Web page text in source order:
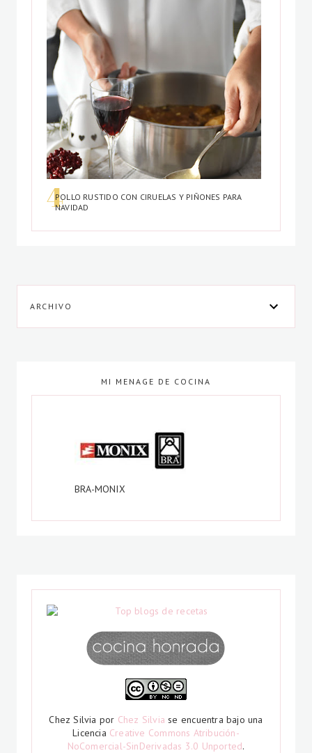
POLLO RUSTIDO CON CIRUELAS Y PIÑONES PARA
NAVIDAD
ARCHIVO
MI MENAGE DE COCINA
BRA-MONIX
Chez Silvia por Chez Silvia se encuentra bajo una
Licencia Creative Commons Atribución-
NoComercial-SinDerivadas 3.0 Unported.